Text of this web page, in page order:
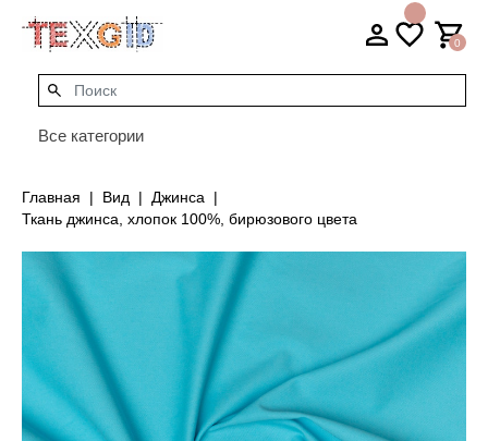
0
Все категории
Главная Вид
Джинса
Ткань джинса, хлопок 100%, бирюзового цвета